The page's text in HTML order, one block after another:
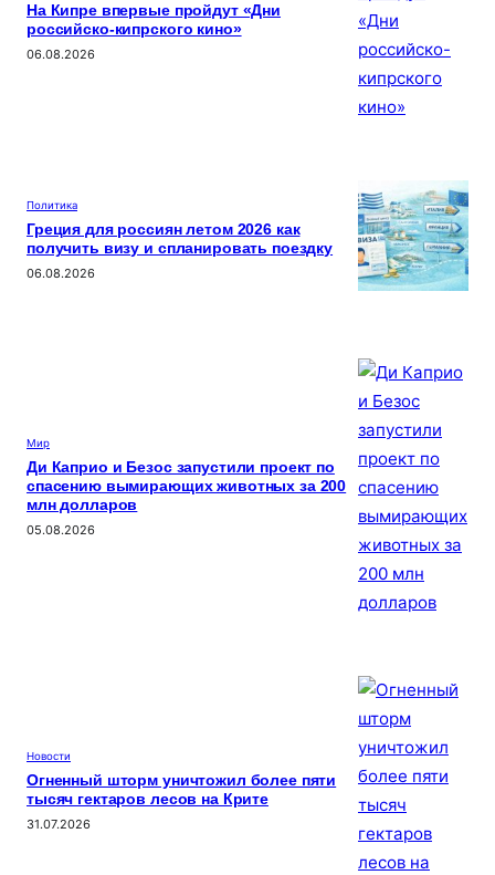
На Кипре впервые пройдут «Дни
российско-кипрского кино»
06.08.2026
Политика
Греция для россиян летом 2026 как
получить визу и спланировать поездку
06.08.2026
Мир
Ди Каприо и Безос запустили проект по
спасению вымирающих животных за 200
млн долларов
05.08.2026
Новости
Огненный шторм уничтожил более пяти
тысяч гектаров лесов на Крите
31.07.2026